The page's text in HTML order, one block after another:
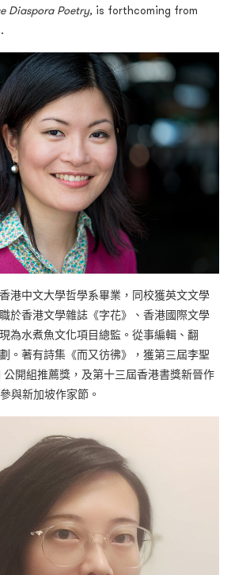
Diaspora Poetry, is forthcoming from
港中文大學哲學系畢業，同校獲英文文學
於香港文學雜誌《字花》、香港國際文學
為水煮魚文化項目總監。從事編輯、翻
。著有詩集《而又彷彿》，獲第三屆李聖
開組推薦獎，及第十三屆香港書獎新晉作
與新加坡作家節。